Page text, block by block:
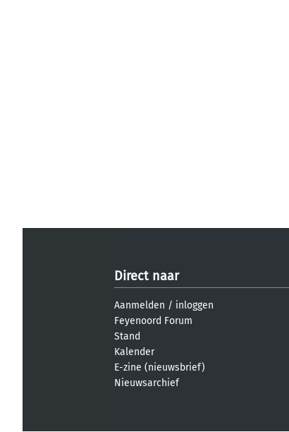
Direct naar
Aanmelden / inloggen
Feyenoord Forum
Stand
Kalender
E-zine (nieuwsbrief)
Nieuwsarchief